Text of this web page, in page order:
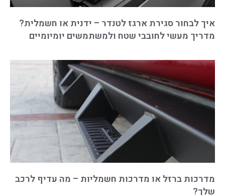
איך לבחור סגירת ארגז לטנדר – ידנית או חשמלית?
מדריך מעשי לחובבי שטח ולמשתמשים יומיומיים
מדרכות ברזל או מדרכות חשמליות – מה עדיף לרכב
שלך?